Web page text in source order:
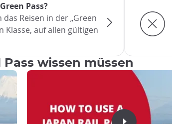
Pass?
Reisen in der „Green
Klasse, auf allen gültigen
wissen müssen